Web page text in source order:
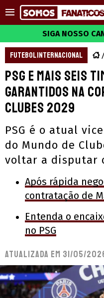
SIGA NOSSO
FUTEBOL INTERNACIONAL
PSG e mais seis
garantidos na
Clubes 2029
PSG é o atual
do Mundo de
voltar a disputar
Após rápida
contratação de
Entenda o
no PSG
Atualizada em 31/05/